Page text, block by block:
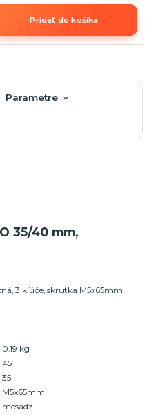
Pridať do košíka
Parametre
35/40 mm,
3 kľúče, skrutka M5x65mm
0.19 kg
45
35
M5x65mm
mosadz